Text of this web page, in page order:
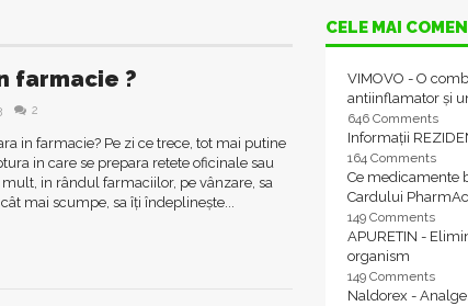
farmacie ?
2
in farmacie? Pe zi ce trece, tot mai putine
in care se prepara retete oficinale sau
in rândul farmaciilor, pe vânzare, sa
mai scumpe, sa îți îndeplinește...
CELE MAI
VIMOVO - O
antiinflamator și
646 Comments
Informații
164 Comments
Ce medicamente
Cardului
149 Comments
APURETIN -
organism
149 Comments
Naldorex -